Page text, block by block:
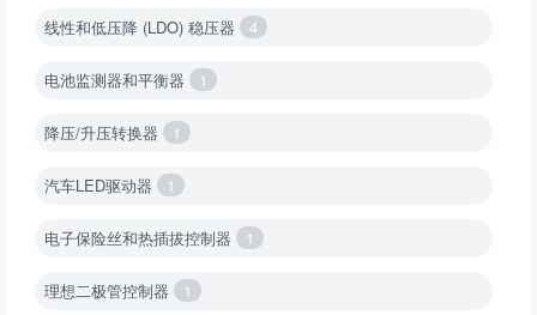
线性和低压降 (LDO) 稳压器 4
电池监测器和平衡器 1
降压/升压转换器 1
汽车LED驱动器 1
电子保险丝和热插拔控制器 1
理想二极管控制器 1